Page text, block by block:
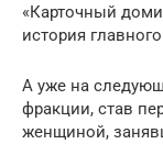
«Карточный
история
А уже на
фракции, став
женщиной,